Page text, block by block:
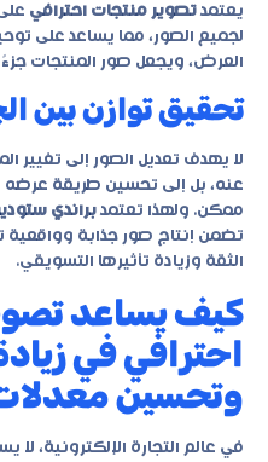
يعتمد تصوير منتجات احترافي
لجميع الصور، مما يساعد على
العرض، ويجعل صور المنتجات
تحقيق توازن بين
لا يهدف تعديل الصور إلى تغيير
عنه، بل إلى تحسين طريقة
ممكن. ولهذا تعتمدبراندي
تضمن إنتاج صور جذابة وواقعية
الثقة وزيادة تأثيرها التسويقي.
كيف يساعد
احترافي في
وتحسين
في عالم التجارة الإلكترونية،